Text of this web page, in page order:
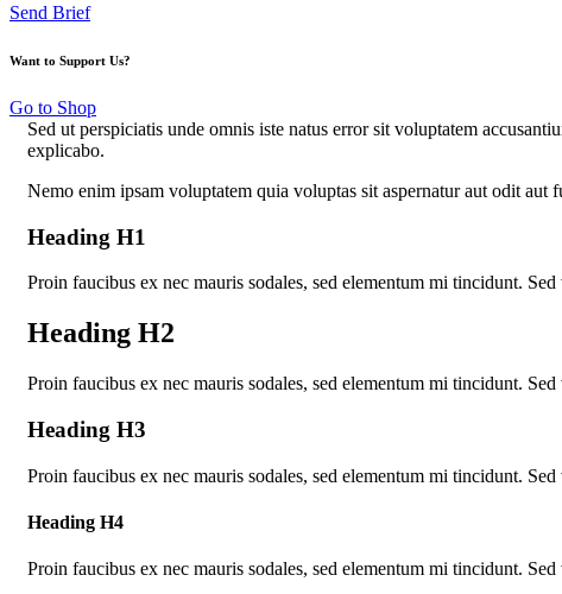
Send Brief
Want to Support Us?
Go to Shop
Sed ut perspiciatis unde omnis iste natus error sit voluptatem
explicabo.
Nemo enim ipsam voluptatem quia voluptas sit aspernatur aut odit
Heading H1
Proin faucibus ex nec mauris sodales, sed elementum mi tincidunt.
Heading H2
Proin faucibus ex nec mauris sodales, sed elementum mi tincidunt.
Heading H3
Proin faucibus ex nec mauris sodales, sed elementum mi tincidunt.
Heading H4
Proin faucibus ex nec mauris sodales, sed elementum mi tincidunt.